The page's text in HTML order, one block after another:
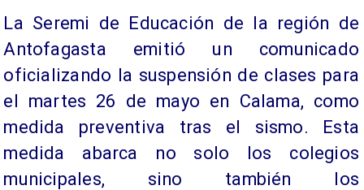
La Seremi de Educación de la región de
Antofagasta emitió un comunicado
oficializando la suspensión de clases para
el martes 26 de mayo en Calama, como
medida preventiva tras el sismo. Esta
medida abarca no solo los colegios
municipales, sino también los